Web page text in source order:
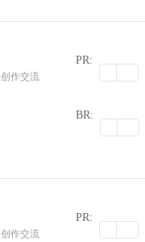
作交流
PR:
BR:
作交流
PR: